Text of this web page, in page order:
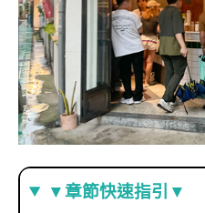
▼章節快速指引▼